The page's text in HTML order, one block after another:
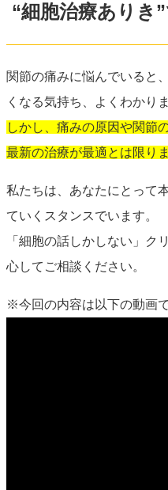
“細胞治療ありき
関節の痛みに悩んでいると
くなる気持ち、よくわかりま
しかし、痛みの原因や関節
最新の治療が最適とは限りま
私たちは、あなたにとって
ていくスタンスでいます。
「細胞の話しかしない」ク
心してご相談ください。
※今回の内容は以下の動画